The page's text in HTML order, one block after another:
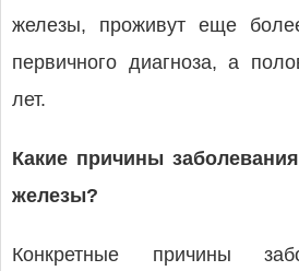
железы, проживут еще
первичного диагноза, а
лет.
Какие причины
железы?
Конкретные причины